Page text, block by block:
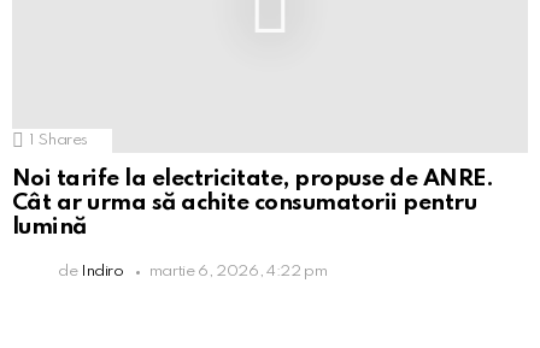
Shares
Noi tarife la electricitate, propuse de ANRE.
Cât ar urma să achite consumatorii pentru
lumină
de Indiro martie 6, 2026, 4:22 pm